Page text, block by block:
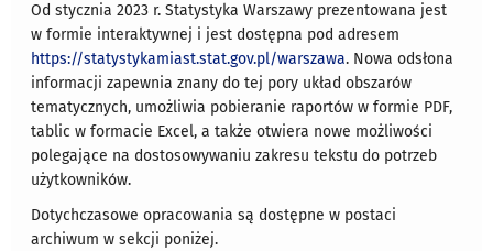
Od stycznia 2023 r. Statystyka Warszawy prezentowana jest
w formie interaktywnej i jest dostępna pod adresem
https://statystykamiast.stat.gov.pl/warszawa. Nowa odsłona
informacji zapewnia znany do tej pory układ obszarów
tematycznych, umożliwia pobieranie raportów w formie PDF,
tablic w formacie Excel, a także otwiera nowe możliwości
polegające na dostosowywaniu zakresu tekstu do potrzeb
użytkowników.
Dotychczasowe opracowania są dostępne w postaci
archiwum w sekcji poniżej.